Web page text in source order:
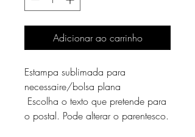
Adicionar ao carrinho
Estampa sublimada para
necessaire/bolsa plana
Escolha o texto que pretende para
o postal. Pode alterar o parentesco.